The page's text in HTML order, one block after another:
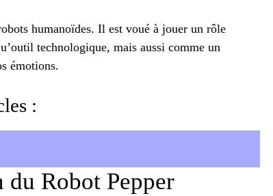
humanoïdes. Il est voué à jouer un rôle
technologique, mais aussi comme un
émotions.
:
du Robot Pepper